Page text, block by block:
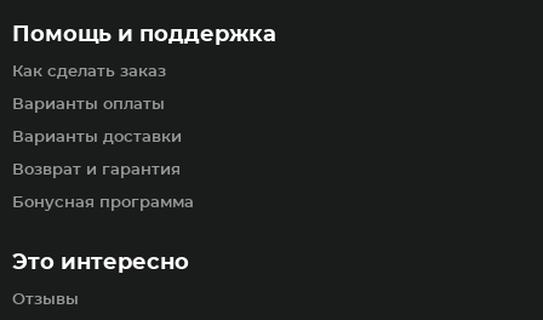
Помощь и поддержка
Как сделать заказ
Варианты оплаты
Варианты доставки
Возврат и гарантия
Бонусная программа
Это интересно
Отзывы